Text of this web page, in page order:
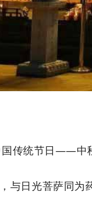
传统节日——中
与日光菩萨同为